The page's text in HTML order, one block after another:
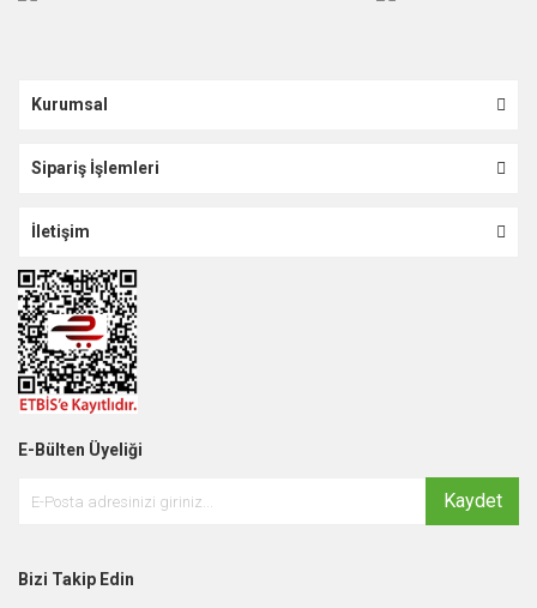
Kurumsal
Sipariş İşlemleri
İletişim
E-Bülten Üyeliği
Kaydet
Bizi Takip Edin